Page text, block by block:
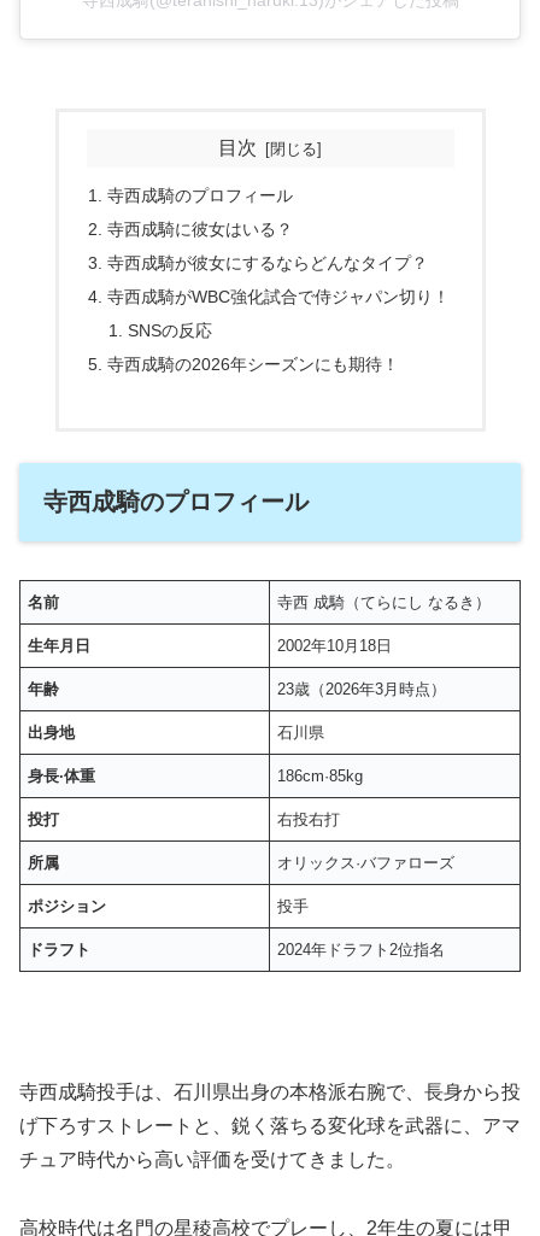
目次
寺西成騎のプロフィール
寺西成騎に彼女はいる？
寺西成騎が彼女にするならどんなタイプ？
寺西成騎がWBC強化試合で侍ジャパン切り！
SNSの反応
寺西成騎の2026年シーズンにも期待！
寺西成騎のプロフィール
名前 寺西 成騎（てらにし なるき）
生年月日 2002年10月18日
年齢 23歳（2026年3月時点）
出身地 石川県
身長·体重 186cm·85kg
投打 右投右打
所属 オリックス·バファローズ
ポジション 投手
ドラフト 2024年ドラフト2位指名
寺西成騎投手は、石川県出身の本格派右腕で、長身から投
げ下ろすストレートと、鋭く落ちる変化球を武器に、アマ
チュア時代から高い評価を受けてきました。
高校時代は名門の星稜高校でプレーし、2年生の夏には甲